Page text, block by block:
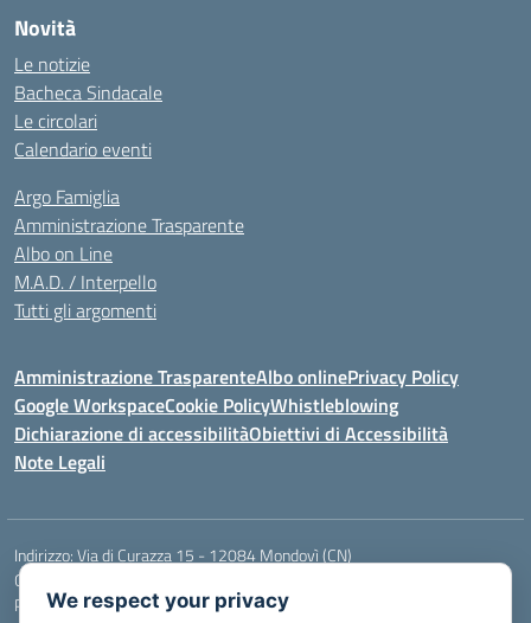
Novità
Le notizie
Bacheca Sindacale
Le circolari
Calendario eventi
Argo Famiglia
Amministrazione Trasparente
Albo on Line
M.A.D. / Interpello
Tutti gli argomenti
Amministrazione TrasparenteAlbo onlinePrivacy Policy
Google WorkspaceCookie PolicyWhistleblowing
Dichiarazione di accessibilitàObiettivi di Accessibilità
Note Legali
Indirizzo:Via di Curazza 15 - 12084 Mondovì (CN)
Centralino:
Posta elettronica certificata (PEC):cnis02900p@pec.istruzione.it
We respect your privacy